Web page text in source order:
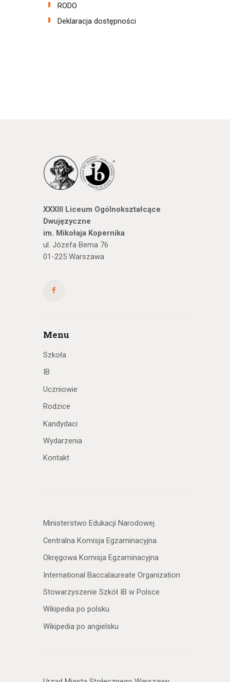
RODO
Deklaracja dostępności
XXXIII Liceum Ogólnokształcące
Dwujęzyczne
im. Mikołaja Kopernika
ul. Józefa Bema 76
01-225 Warszawa
Menu
Szkoła
IB
Uczniowie
Rodzice
Kandydaci
Wydarzenia
Kontakt
Ministerstwo Edukacji Narodowej
Centralna Komisja Egzaminacyjna
Okręgowa Komisja Egzaminacyjna
International Baccalaureate Organization
Stowarzyszenie Szkół IB w Polsce
Wikipedia po polsku
Wikipedia po angielsku